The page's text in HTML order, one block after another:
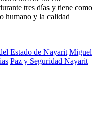
tres días y tiene como
humano y la calidad
Estado de Nayarit Miguel
Paz y Seguridad Nayarit